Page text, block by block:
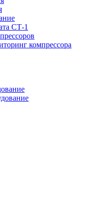
СТ-1
компрессора